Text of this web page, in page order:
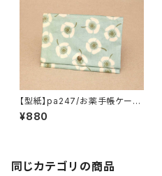
【型紙】pa247/お薬手帳ケース
【2】
¥880
同じカテゴリの商品